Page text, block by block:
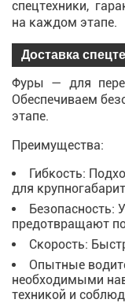
спецтехники,
на каждом этапе.
Доставка
Фуры — для
Обеспечиваем
этапе.
Преимущества:
Гибкость:
для
Безопасность:
предотвращают
Скорость:
Опытные
необходимыми
техникой и